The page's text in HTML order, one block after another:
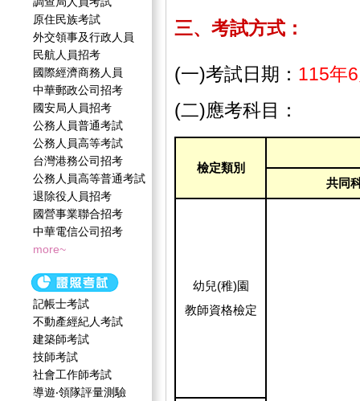
原住民族考試
外交領事及行政人員
民航人員招考
國際經濟商務人員
中華郵政公司招考
國安局人員招考
公務人員普通考試
公務人員高等考試
台灣港務公司招考
公務人員高等普通考試
退除役人員招考
國營事業聯合招考
中華電信公司招考
more~
記帳士考試
不動產經紀人考試
建築師考試
技師考試
社會工作師‍考試
導遊‧領隊評量測驗
三、考試方式：
(一)考試日期： 115年
(二)應考科目：
檢定類別
共同
幼兒(稚)園
教師資格檢定